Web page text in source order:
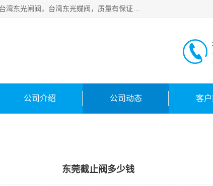
台湾东光阀门厂主营：东光阀门，厦门东光阀门，台湾东光阀门厂，台湾东光球阀，台湾东光闸阀，台湾东光蝶阀，质量有保证价格有优惠，欢迎咨询。
公司介绍 公司动态 客户
东莞截止阀多少钱